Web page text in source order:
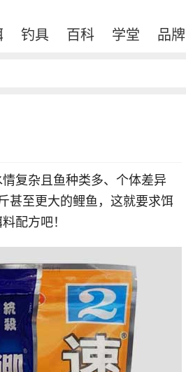
钓具 百科 学堂 品牌
复杂且鱼种类多、个体差异
甚至更大的鲤鱼，这就要求饵
配方吧！